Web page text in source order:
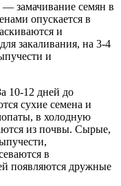
замачивание семян в
опускается в
и
закаливания, на 3-4
и
10-12 дней до
сухие семена и
в холодную
из почвы. Сырые,
в
появляются дружные